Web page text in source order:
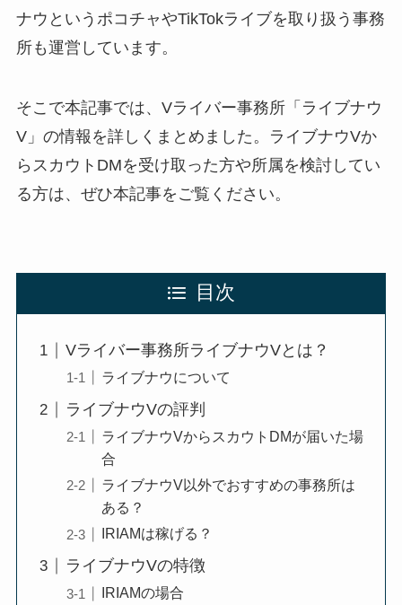
ナウというポコチャやTikTokライブを取り扱う事務
所も運営しています。
そこで本記事では、Vライバー事務所「ライブナウ
V」の情報を詳しくまとめました。ライブナウVか
らスカウトDMを受け取った方や所属を検討してい
る方は、ぜひ本記事をご覧ください。
目次
Vライバー事務所ライブナウVとは？
ライブナウについて
ライブナウVの評判
ライブナウVからスカウトDMが届いた場
合
ライブナウV以外でおすすめの事務所は
ある？
IRIAMは稼げる？
ライブナウVの特徴
IRIAMの場合